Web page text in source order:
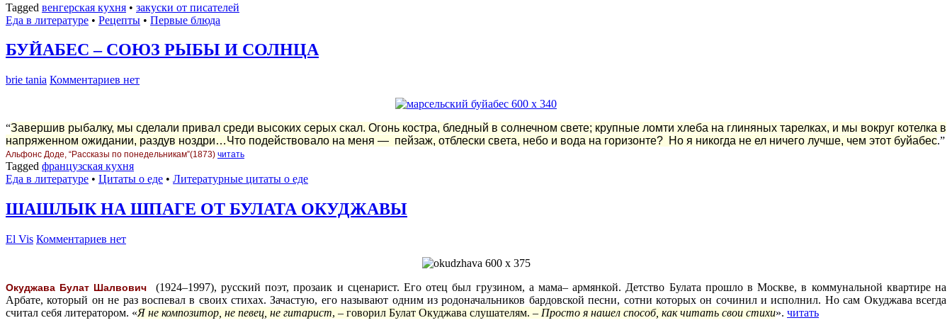
Tagged венгерская кухня • закуски от писателей
Еда в литературе • Рецепты • Первые блюда
БУЙАБЕС – СОЮЗ РЫБЫ И СОЛНЦА
brie tania Комментариев нет
“Завершив рыбалку, мы сделали привал среди высоких серых скал. Огонь костра, бледный в солнечном свете; крупные ломти хлеба на глиняных тарелках, и мы вокруг котелка в
напряженном ожидании, раздув ноздри…Что подействовало на меня — пейзаж, отблески света, небо и вода на горизонте? Но я никогда не ел ничего лучше, чем этот буйабес.”
Альфонс Доде, “Рассказы по понедельникам”(1873) читать
Tagged французская кухня
Еда в литературе • Цитаты о еде • Литературные цитаты o еде
ШАШЛЫК НА ШПАГЕ ОТ БУЛАТА ОКУДЖАВЫ
El Vis Комментариев нет
Окуджава Булат Шалвович
(1924–1997), русский поэт, прозаик и сценарист. Его отец был грузином, а мама– армянкой. Детство Булата прошло в Москве, в коммунальной квартире на
Арбате, который он не раз воспевал в своих стихах. Зачастую, его называют одним из родоначальников бардовской песни, сотни которых он сочинил и исполнил. Но сам Окуджава всегда
считал себя литератором. «Я не композитор, не певец, не гитарист, – говорил Булат Окуджава слушателям. – Просто я нашел способ, как читать свои стихи». читать